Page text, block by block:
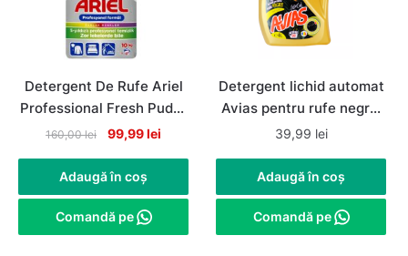
Detergent De Rufe Ariel
Professional Fresh Pudra
Automat, 67 de spalari,
160,00lei
Original
was:
160,00 lei.
99,99lei
99,99 lei.
Adaugă în coș
Comandă pe
Detergent lichid automat
Avias pentru rufe negre,
80 spalari, 4litri
39,99 lei
Adaugă în coș
Comandă pe